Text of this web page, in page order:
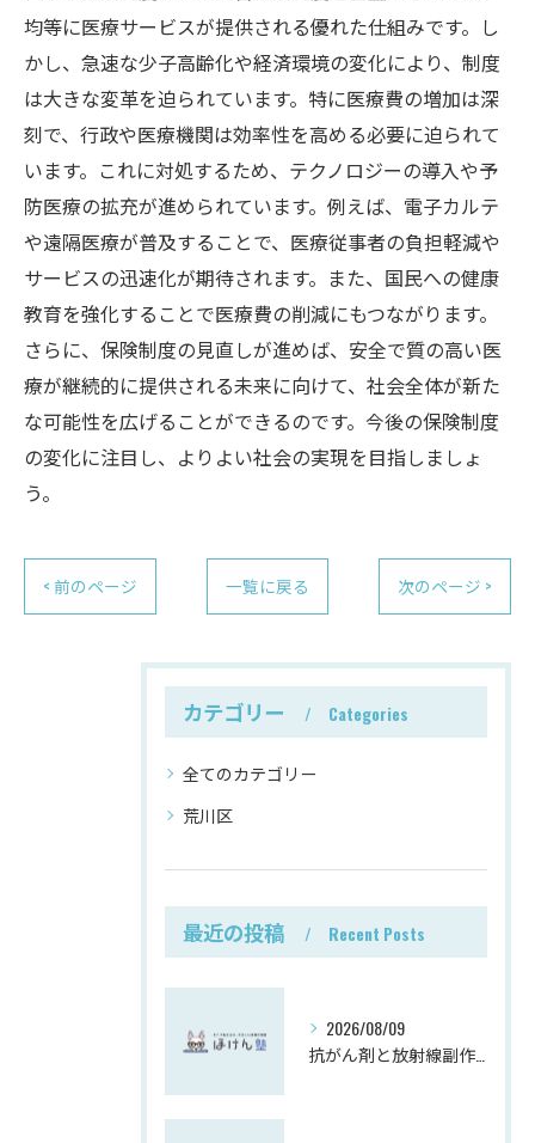
均等に医療サービスが提供される優れた仕組みです。し
かし、急速な少子高齢化や経済環境の変化により、制度
は大きな変革を迫られています。特に医療費の増加は深
刻で、行政や医療機関は効率性を高める必要に迫られて
います。これに対処するため、テクノロジーの導入や予
防医療の拡充が進められています。例えば、電子カルテ
や遠隔医療が普及することで、医療従事者の負担軽減や
サービスの迅速化が期待されます。また、国民への健康
教育を強化することで医療費の削減にもつながります。
さらに、保険制度の見直しが進めば、安全で質の高い医
療が継続的に提供される未来に向けて、社会全体が新た
な可能性を広げることができるのです。今後の保険制度
の変化に注目し、よりよい社会の実現を目指しましょ
う。
< 前のページ 一覧に戻る 次のページ >
カテゴリー Categories
全てのカテゴリー
荒川区
最近の投稿 Recent Posts
2026/08/09